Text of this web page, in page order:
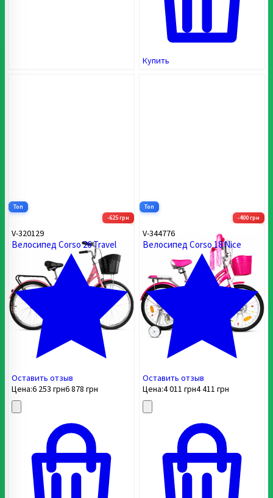
Купить
Топ
-625 грн
V-320129
Велосипед Corso 26 Travel
Оставить отзыв
Цена:6 253 грн6 878 грн
Топ
-400 грн
V-344776
Велосипед Corso 18 Nice
Оставить отзыв
Цена:4 011 грн4 411 грн